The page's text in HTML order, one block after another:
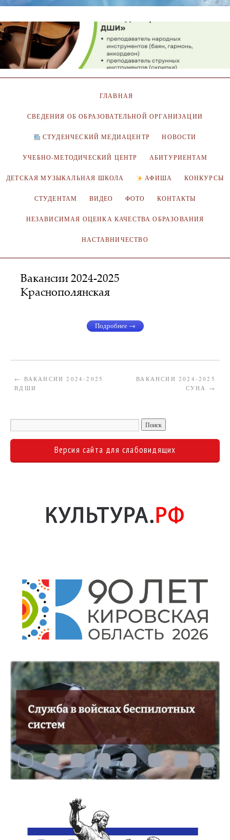
ГЛАВНАЯ
СВЕДЕНИЯ ОБ ОБРАЗОВАТЕЛЬНОЙ ОРГАНИЗАЦИИ
СТУДЕНЧЕСКИЙ МЕДИАЦЕНТР НОВОСТИ
УЧЕБНО-МЕТОДИЧЕСКИЙ ЦЕНТР АБИТУРИЕНТАМ
ДЕТСКАЯ МУЗЫКАЛЬНАЯ ШКОЛА АФИША КОНКУРСЫ
СТУДЕНТАМ ВИДЕО ФОТО КОНТАКТЫ
НЕЗАВИСИМАЯ ОЦЕНКА КАЧЕСТВА ОБРАЗОВАНИЯ
НАСТАВНИЧЕСТВО
Вакансии 2024-2025
Краснополянская
Подробнее →
← ВАКАНСИИ 2024-2025
ВДШИ
ВАКАНСИИ 2024-2025
СУНА →
Версия сайта для слабовидящих